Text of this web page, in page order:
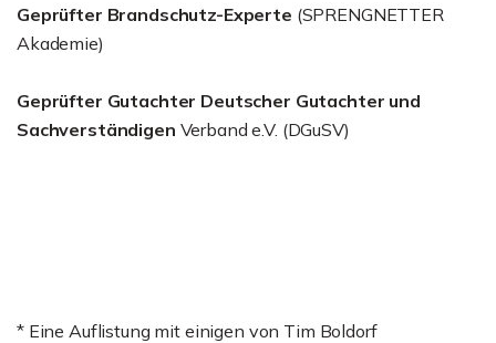
Geprüfter Brandschutz-Experte (SPRENGNETTER
Akademie)
Geprüfter Gutachter Deutscher Gutachter und
Sachverständigen Verband e.V. (DGuSV)
* Eine Auflistung mit einigen von Tim Boldorf